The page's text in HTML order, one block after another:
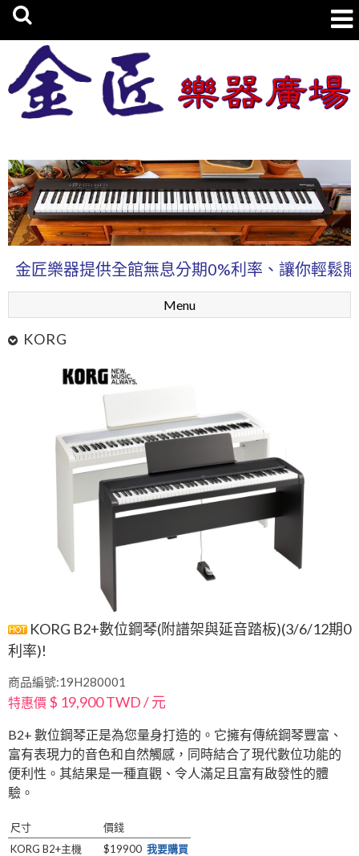
樂器提供全館無息分期0%利率、讓你輕鬆購買
Menu
KORG
KORG B2+數位鋼琴(附譜架與延音踏板)(3/6/12期0
利率)!
商品編號:19H280001
特惠價 $ 19,900 TWD / 元
B2+ 數位鋼琴正是為您量身打造的。它擁有傳統鋼琴豐富、
富有表現力的音色和自然觸感，同時結合了現代數位功能的
便利性。其結果是一種直觀、令人滿足且富有啟發性的體
驗。
尺寸
價錢
KORG B2+主機
$19900 我要購買